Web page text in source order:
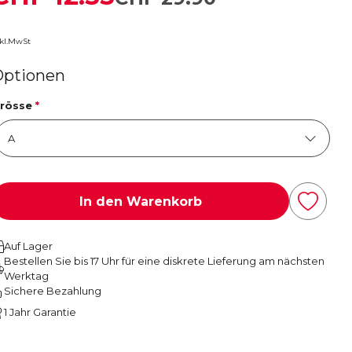
*
In den Warenkorb
Auf Lager
Bestellen Sie bis 17 Uhr für eine diskrete Lieferung am nächsten
Werktag
Sichere Bezahlung
1 Jahr Garantie